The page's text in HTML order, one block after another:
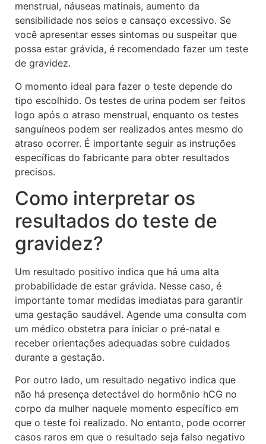
menstrual, náuseas matinais, aumento da
sensibilidade nos seios e cansaço excessivo. Se
você apresentar esses sintomas ou suspeitar que
possa estar grávida, é recomendado fazer um teste
de gravidez.
O momento ideal para fazer o teste depende do
tipo escolhido. Os testes de urina podem ser feitos
logo após o atraso menstrual, enquanto os testes
sanguíneos podem ser realizados antes mesmo do
atraso ocorrer. É importante seguir as instruções
específicas do fabricante para obter resultados
precisos.
Como interpretar os
resultados do teste de
gravidez?
Um resultado positivo indica que há uma alta
probabilidade de estar grávida. Nesse caso, é
importante tomar medidas imediatas para garantir
uma gestação saudável. Agende uma consulta com
um médico obstetra para iniciar o pré-natal e
receber orientações adequadas sobre cuidados
durante a gestação.
Por outro lado, um resultado negativo indica que
não há presença detectável do hormônio hCG no
corpo da mulher naquele momento específico em
que o teste foi realizado. No entanto, pode ocorrer
casos raros em que o resultado seja falso negativo